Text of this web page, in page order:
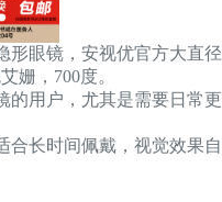
形眼镜，安视优官方大直径
姗，700度。
的用户，尤其是需要日常更
合长时间佩戴，视觉效果自